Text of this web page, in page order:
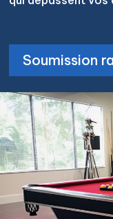
Soumission